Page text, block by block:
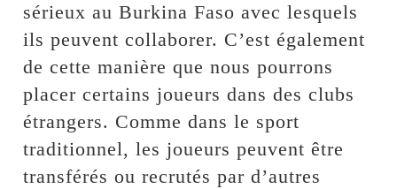
sérieux au Burkina Faso avec lesquels
ils peuvent collaborer. C’est également
de cette manière que nous pourrons
placer certains joueurs dans des clubs
étrangers. Comme dans le sport
traditionnel, les joueurs peuvent être
transférés ou recrutés par d’autres